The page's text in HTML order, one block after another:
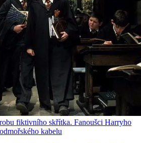
fiktivního skřítka. Fanoušci Harryho
kabelu